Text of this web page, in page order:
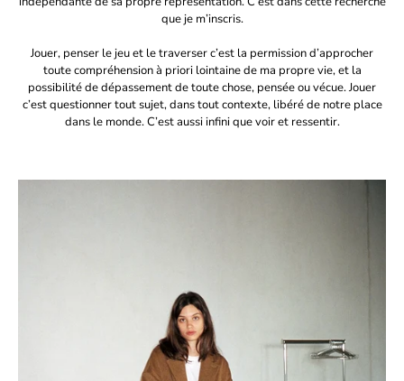
que je m’inscris.
Jouer, penser le jeu et le traverser c’est la permission d’approcher
toute compréhension à priori lointaine de ma propre vie, et la
possibilité de dépassement de toute chose, pensée ou vécue. Jouer
c’est questionner tout sujet, dans tout contexte, libéré de notre place
dans le monde. C’est aussi infini que voir et ressentir.